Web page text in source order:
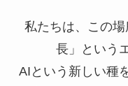
私たちは、この
長」という
AIという新しい種